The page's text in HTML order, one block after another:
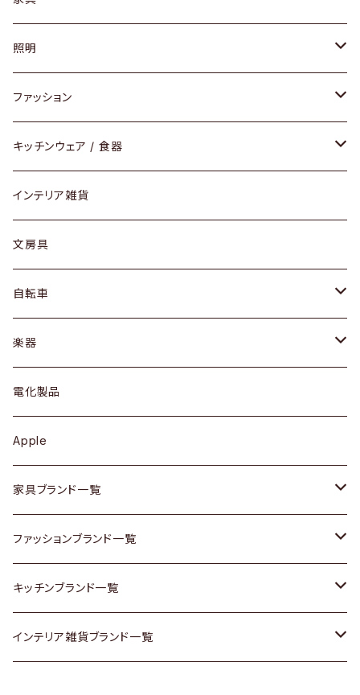
ソファ / ベンチ
チェア / スツール
ダイニングセット / ダイニングテーブル
ローテーブル / サイドテーブル
デスク / コンソール
ドレッサー
シェルフ
キュリオケース / 飾り棚
カップボード / 食器棚
チェスト
その他家具
Vintageヴィンテージ / Antiqueアンティーク
Designers / デザイナーズ
照明
ペンダントライト
テーブルランプ / デスクスタンド
フロアライト
ファッション
アクセサリー
リング
ピアス / イヤリング
財布
バッグ
アウター
トップス
ワンピース
ボトムス
靴
スカーフ
腕時計
Vintage / ヴィンテージ
キッチンウェア / 食器
グラス / タンブラー
カップ / マグ
プレート / ボウル
カトラリー
ケトル / ティーポット
鍋 / フライパン
Vintage / ヴィンテージ
銀製品
和物 / 作家物
その他キッチン雑貨
インテリア雑貨
文房具
自転車
dahon
楽器
ギター
ベース
その他楽器
電化製品
Apple
家具ブランド一覧
ACME Furniture / アクメ ファニチャー
ACTUS / アクタス
arflex / アルフレックス
ファッションブランド一覧
agnes b / アニエス ベー
BALLY / バリー
キッチンブランド一覧
ARABIA / アラビア
インテリア雑貨ブランド一覧